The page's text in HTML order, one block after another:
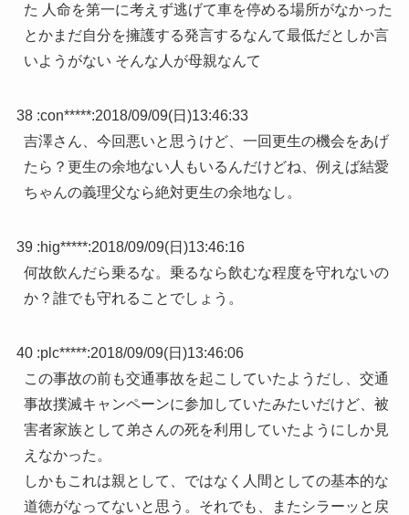
た 人命を第一に考えず逃げて車を停める場所がなかった
とかまだ自分を擁護する発言するなんて最低だとしか言
いようがない そんな人が母親なんて
38 :con*****:2018/09/09(日)13:46:33
吉澤さん、今回悪いと思うけど、一回更生の機会をあげ
たら？更生の余地ない人もいるんだけどね、例えば結愛
ちゃんの義理父なら絶対更生の余地なし。
39 :hig*****:2018/09/09(日)13:46:16
何故飲んだら乗るな。乗るなら飲むな程度を守れないの
か？誰でも守れることでしょう。
40 :plc*****:2018/09/09(日)13:46:06
この事故の前も交通事故を起こしていたようだし、交通
事故撲滅キャンペーンに参加していたみたいだけど、被
害者家族として弟さんの死を利用していたようにしか見
えなかった。
しかもこれは親として、ではなく人間としての基本的な
道徳がなってないと思う。それでも、またシラーッと戻